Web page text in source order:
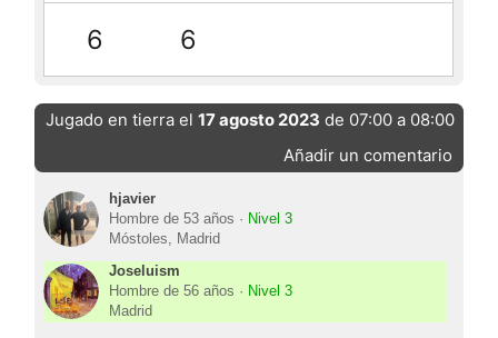
6 6
Jugado en tierra el 17 agosto 2023 de 07:00 a 08:00
Añadir un comentario
hjavier
Hombre de 53 años · Nivel 3
Móstoles, Madrid
Joseluism
Hombre de 56 años · Nivel 3
Madrid